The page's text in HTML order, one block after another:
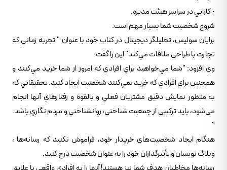
• کارايي در سراسر هيئت مديره.
شروع شخصيت شما بسيار مهم است.
برايان سوليس، تحليلگر ديجيتال در کتاب خود با عنوان " تجربه زماني که
تجارت با طراحي ملاقات مي‌کند" اين را گفت:
وي افزود: "شما مي‌خواهيد براي افرادي که امروز از شما خريد مي‌کنند و
همچنين براي افرادي که خريد نمي‌کنند شخصيت ايجاد کنيد. تحقيقاتي که
به منظور نمايش دقيق مشتريان فعلي و بالقوه و رفتارهاي آنها انجام
مي‌شود، بايد ترکيبي از جمعيت شناختي، روانشناختي و مردم نگاري باشد.
"
هنگام ايجاد شخصيت‌هاي خريدار خود، فراموش نکنيد که رسانه‌ها ،
وبلاگ نويسان و تأثيرگذاران خود را به عنوان شخصيت درج کنيد.